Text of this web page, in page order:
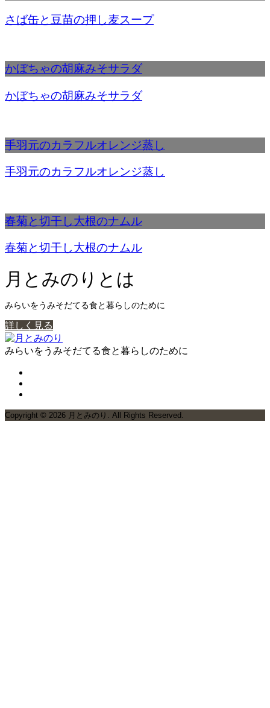
さば缶と豆苗の押し麦スープ
かぼちゃの胡麻みそサラダ
かぼちゃの胡麻みそサラダ
手羽元のカラフルオレンジ蒸し
手羽元のカラフルオレンジ蒸し
春菊と切干し大根のナムル
春菊と切干し大根のナムル
月とみのりとは
みらいをうみそだてる食と暮らしのために
詳しく見る
みらいをうみそだてる食と暮らしのために
Copyright © 2026 月とみのり. All Rights Reserved.